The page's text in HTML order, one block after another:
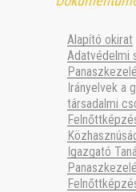
Alapító okirat
Adatvédelmi
Irányelvek a
társadalmi
Igazgató